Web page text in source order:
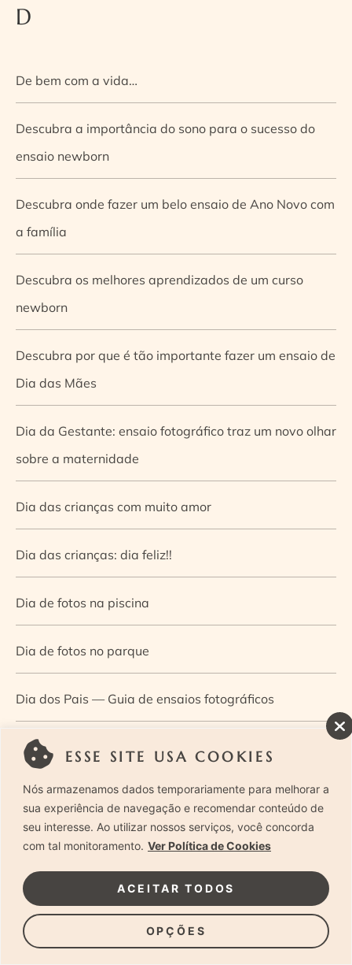
ESSE SITE USA COOKIES
Nós armazenamos dados temporariamente para melhorar a
sua experiência de navegação e recomendar conteúdo de
seu interesse. Ao utilizar nossos serviços, você concorda
com tal monitoramento. Ver Política de Cookies
OPÇÕES
ACEITAR TODOS
D
De bem com a vida…
Descubra a importância do sono para o sucesso do
ensaio newborn
Descubra onde fazer um belo ensaio de Ano Novo com
a família
Descubra os melhores aprendizados de um curso
newborn
Descubra por que é tão importante fazer um ensaio de
Dia das Mães
Dia da Gestante: ensaio fotográfico traz um novo olhar
sobre a maternidade
Dia das crianças com muito amor
Dia das crianças: dia feliz!!
Dia de fotos na piscina
Dia de fotos no parque
Dia dos Pais — Guia de ensaios fotográficos
Dia Mundial da Infância: como a fotografia ajuda a
construir a memória e a identidade da criança
Diário de uma grávida e sua pequena
Dica de especialista: como otimizar o fluxo de trabalho
no ensaio newborn?
Dica de especialista: qual o melhor guia de poses para